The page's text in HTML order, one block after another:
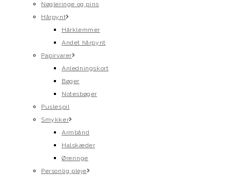
Nøgleringe og pins
Hårpynt
Hårklemmer
Andet hårpynt
Papirvarer
Anledningskort
Bøger
Notesbøger
Puslespil
Smykker
Armbånd
Halskæder
Øreringe
Personlig pleje